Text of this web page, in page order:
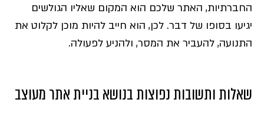
החברתיות, האתר שלכם הוא המקום שאליו הגולשים
יגיעו בסופו של דבר. לכן, הוא חייב להיות מוכן לקלוט את
התנועה, להעביר את המסר, ולהניע לפעולה.
שאלות ותשובות נפוצות בנושא בניית אתר מעוצב